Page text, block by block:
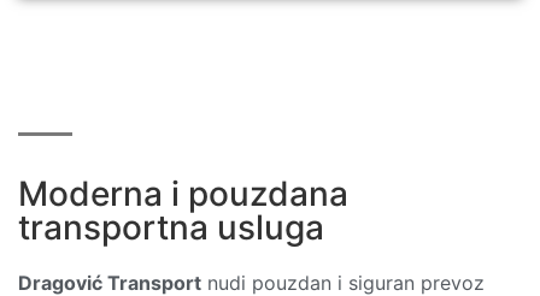
Moderna i pouzdana
transportna usluga
Dragović Transport nudi pouzdan i siguran prevoz